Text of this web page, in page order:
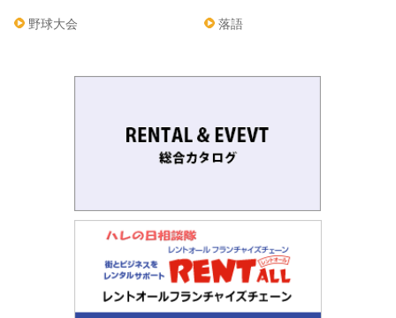
野球大会 落語